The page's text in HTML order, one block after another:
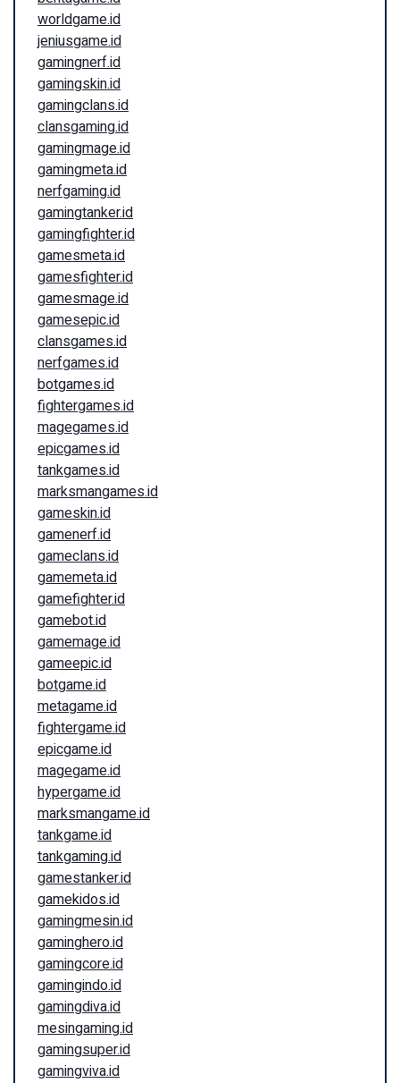
worldgame.id
jeniusgame.id
gamingnerf.id
gamingskin.id
gamingclans.id
clansgaming.id
gamingmage.id
gamingmeta.id
nerfgaming.id
gamingtanker.id
gamingfighter.id
gamesmeta.id
gamesfighter.id
gamesmage.id
gamesepic.id
clansgames.id
nerfgames.id
botgames.id
fightergames.id
magegames.id
epicgames.id
tankgames.id
marksmangames.id
gameskin.id
gamenerf.id
gameclans.id
gamemeta.id
gamefighter.id
gamebot.id
gamemage.id
gameepic.id
botgame.id
metagame.id
fightergame.id
epicgame.id
magegame.id
hypergame.id
marksmangame.id
tankgame.id
tankgaming.id
gamestanker.id
gamekidos.id
gamingmesin.id
gaminghero.id
gamingcore.id
gamingindo.id
gamingdiva.id
mesingaming.id
gamingsuper.id
gamingviva.id